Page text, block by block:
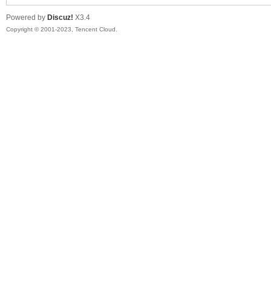
Powered by Discuz! X3.4
Copyright © 2001-2023, Tencent Cloud.